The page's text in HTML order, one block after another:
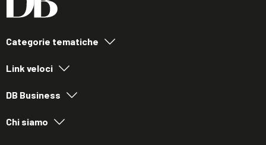
Categorie tematiche
Link veloci
DB Business
Chi siamo